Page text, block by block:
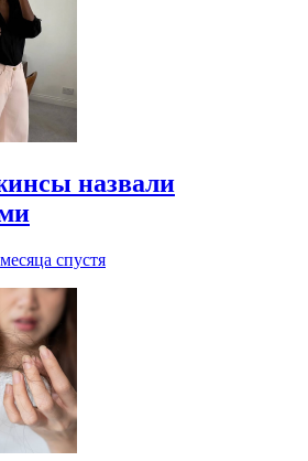
назвали
спустя